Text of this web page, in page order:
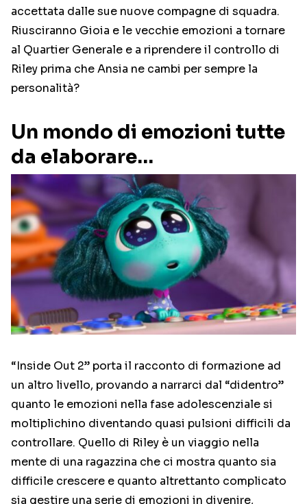
accettata dalle sue nuove compagne di squadra.
Riusciranno Gioia e le vecchie emozioni a tornare
al Quartier Generale e a riprendere il controllo di
Riley prima che Ansia ne cambi per sempre la
personalità?
Un mondo di emozioni tutte
da elaborare…
“Inside Out 2” porta il racconto di formazione ad
un altro livello, provando a narrarci dal “didentro”
quanto le emozioni nella fase adolescenziale si
moltiplichino diventando quasi pulsioni difficili da
controllare. Quello di Riley è un viaggio nella
mente di una ragazzina che ci mostra quanto sia
difficile crescere e quanto altrettanto complicato
sia gestire una serie di emozioni in divenire,